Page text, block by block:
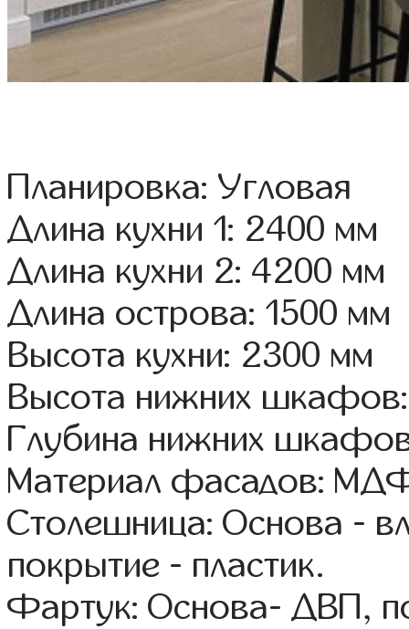
Планировка: Угловая
Длина кухни 1: 2400 мм
Длина кухни 2: 4200 мм
Длина острова: 1500 мм
Высота кухни: 2300 мм
Высота нижних
Глубина нижних
Материал фасадов:
Столешница: Основа -
покрытие - пластик.
Фартук: Основа- ДВП,